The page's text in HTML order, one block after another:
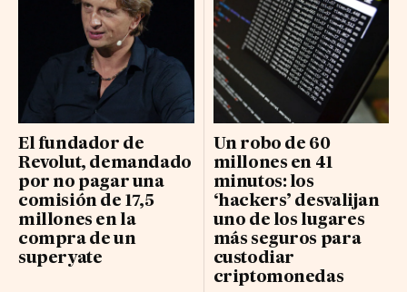
El fundador de
Revolut, demandado
por no pagar una
comisión de 17,5
millones en la
compra de un
superyate
Un robo de 60
millones en 41
minutos: los
‘hackers’ desvalijan
uno de los lugares
más seguros para
custodiar
criptomonedas